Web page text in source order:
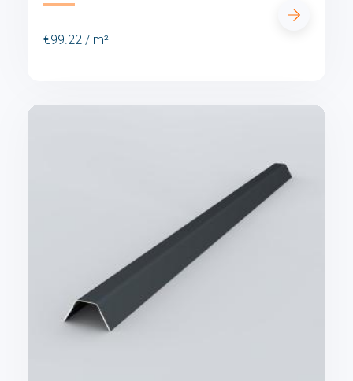
€99.22 / m²